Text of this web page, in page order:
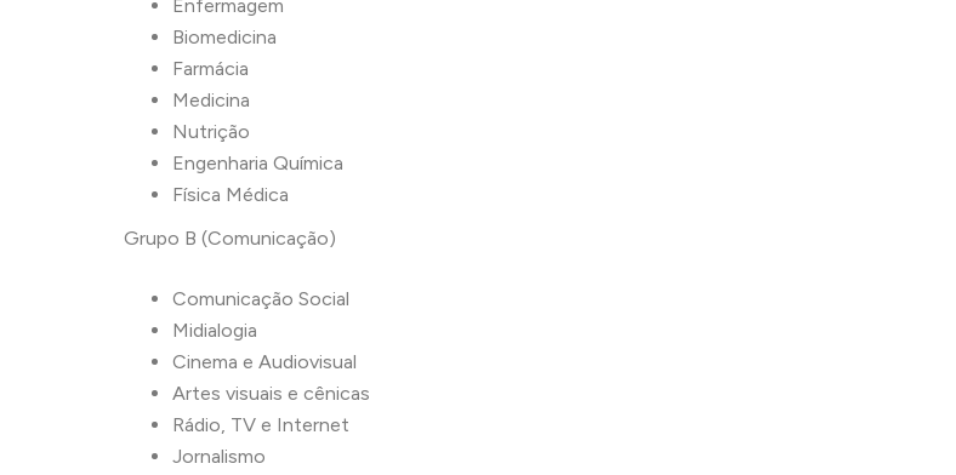
Enfermagem
Biomedicina
Farmácia
Medicina
Nutrição
Engenharia Química
Física Médica
Grupo B (Comunicação)
Comunicação Social
Midialogia
Cinema e Audiovisual
Artes visuais e cênicas
Rádio, TV e Internet
Jornalismo